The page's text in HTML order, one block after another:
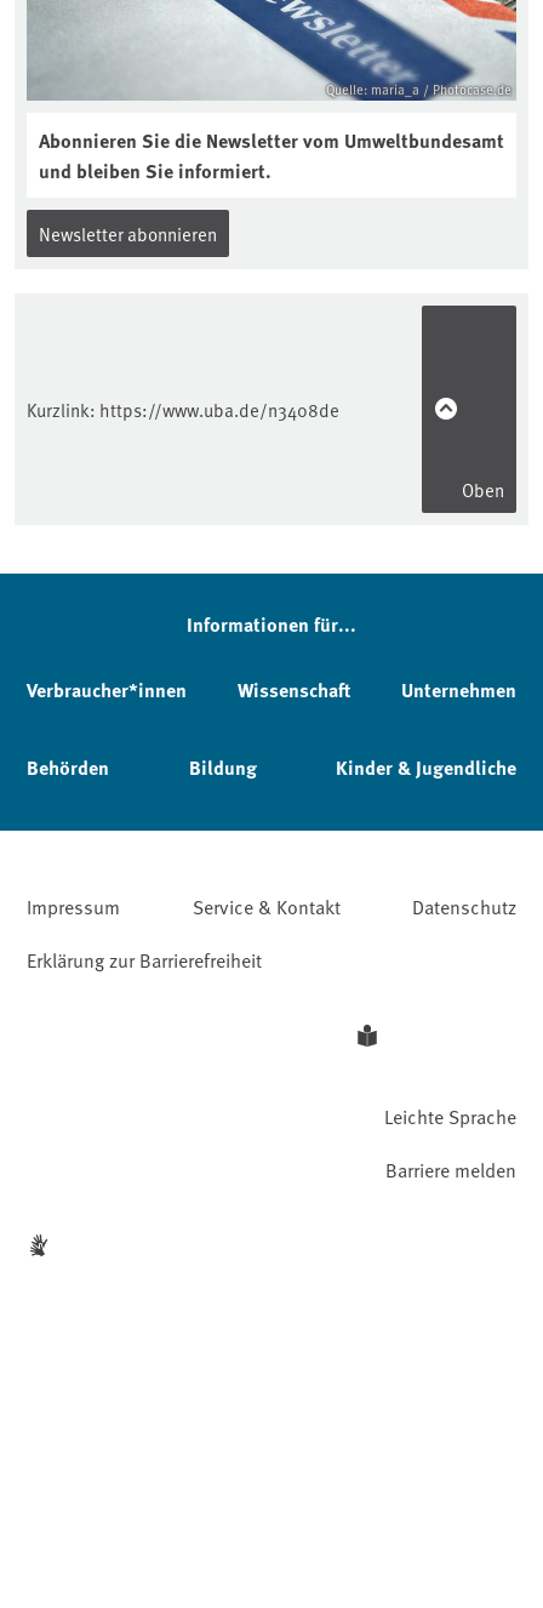
Quelle: maria_a / Photocase.de
Abonnieren Sie die Newsletter vom Umweltbundesamt
und bleiben Sie informiert.
Newsletter abonnieren
Kurzlink: https://www.uba.de/n3408de
Oben
Informationen für...
Verbraucher*innen Wissenschaft Unternehmen
Behörden Bildung Kinder & Jugendliche
Impressum Service & Kontakt
Datenschutz
Erklärung zur Barrierefreiheit
Leichte Sprache
Barriere melden